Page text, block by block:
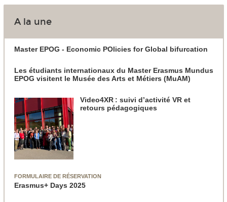
A la une
Master EPOG - Economic POlicies for Global bifurcation
Les étudiants internationaux du Master Erasmus Mundus
EPOG visitent le Musée des Arts et Métiers (MuAM)
Video4XR : suivi d’activité VR et
retours pédagogiques
FORMULAIRE DE RÉSERVATION
Erasmus+ Days 2025